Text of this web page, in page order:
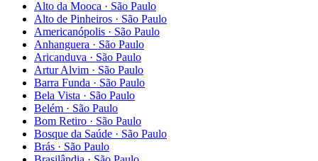
Alto da Mooca · São Paulo
Alto de Pinheiros · São Paulo
Americanópolis · São Paulo
Anhanguera · São Paulo
Aricanduva · São Paulo
Artur Alvim · São Paulo
Barra Funda · São Paulo
Bela Vista · São Paulo
Belém · São Paulo
Bom Retiro · São Paulo
Bosque da Saúde · São Paulo
Brás · São Paulo